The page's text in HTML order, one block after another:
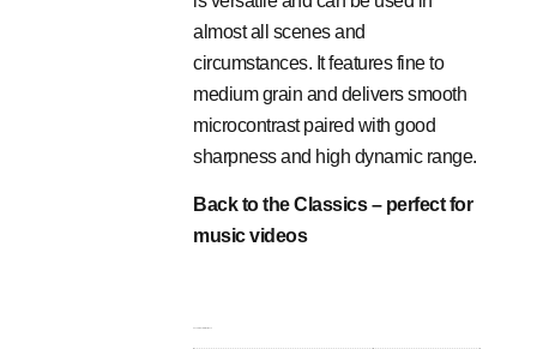
almost all scenes and
circumstances. It features fine to
medium grain and delivers smooth
microcontrast paired with good
sharpness and high dynamic range.
Back to the Classics – perfect for
music videos